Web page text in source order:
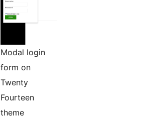
Modal login
form on
Twenty
Fourteen
theme